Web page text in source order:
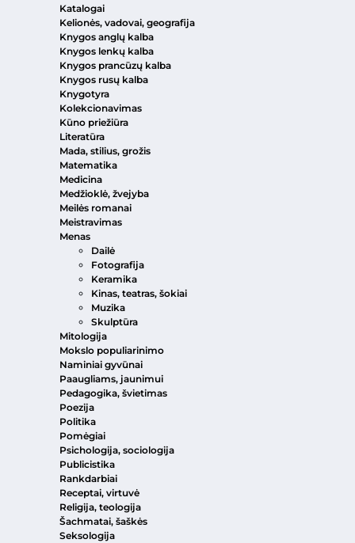
Katalogai
Kelionės, vadovai, geografija
Knygos anglų kalba
Knygos lenkų kalba
Knygos prancūzų kalba
Knygos rusų kalba
Knygotyra
Kolekcionavimas
Kūno priežiūra
Literatūra
Mada, stilius, grožis
Matematika
Medicina
Medžioklė, žvejyba
Meilės romanai
Meistravimas
Menas
Dailė
Fotografija
Keramika
Kinas, teatras, šokiai
Muzika
Skulptūra
Mitologija
Mokslo populiarinimo
Naminiai gyvūnai
Paaugliams, jaunimui
Pedagogika, švietimas
Poezija
Politika
Pomėgiai
Psichologija, sociologija
Publicistika
Rankdarbiai
Receptai, virtuvė
Religija, teologija
Šachmatai, šaškės
Seksologija